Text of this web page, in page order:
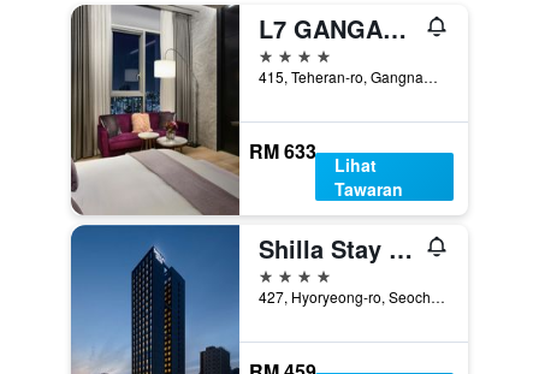
L7 GANGAM by LOTTE HOTELS
4 bintang
415, Teheran-ro, Gangnam-gu, Seoul, Korea Selatan
RM 633
Lihat
Tawaran
Shilla Stay Seocho Gangnam Station
4 bintang
427, Hyoryeong-ro, Seocho-gu, Seoul, Korea Selatan